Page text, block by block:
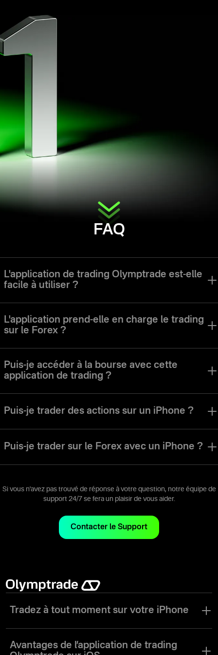
FAQ
L'application de trading Olymptrade est-elle
facile à utiliser ?
tous niveaux de naviguer facilement dans l'interface et d'utiliser tous
les outils.
L'application prend-elle en charge le trading
sur le Forex ?
différents modes de trading, stratégies et actifs sont parfaits pour les
utilisateurs de différents styles de trading et préférences.
Puis-je accéder à la bourse avec cette
application de trading ?
nombreux autres types d'actifs sur l'application Olymptrade.
Puis-je trader des actions sur un iPhone ?
trader des actions en utilisant les mêmes instruments et outils de
trading que ceux disponibles sur nos autres plateformes.
Puis-je trader sur le Forex avec un iPhone ?
trading que ceux disponibles sur nos autres plateformes.
Si vous n'avez pas trouvé de réponse à votre question, notre équipe de
support 24/7 se fera un plaisir de vous aider.
Contacter le Support
Tradez à tout moment sur votre iPhone
un accès permanent à vos investissements. Avec l’application de
trading Olymptrade pour iOS, vous n’avez plus besoin de rester
Avantages de l’application de trading